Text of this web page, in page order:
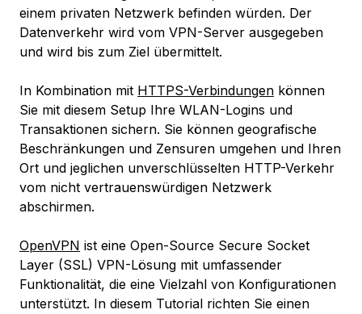
einem privaten Netzwerk befinden würden. Der
Datenverkehr wird vom VPN-Server ausgegeben
und wird bis zum Ziel übermittelt.
In Kombination mit HTTPS-Verbindungen können
Sie mit diesem Setup Ihre WLAN-Logins und
Transaktionen sichern. Sie können geografische
Beschränkungen und Zensuren umgehen und Ihren
Ort und jeglichen unverschlüsselten HTTP-Verkehr
vom nicht vertrauenswürdigen Netzwerk
abschirmen.
OpenVPN ist eine Open-Source Secure Socket
Layer (SSL) VPN-Lösung mit umfassender
Funktionalität, die eine Vielzahl von Konfigurationen
unterstützt. In diesem Tutorial richten Sie einen